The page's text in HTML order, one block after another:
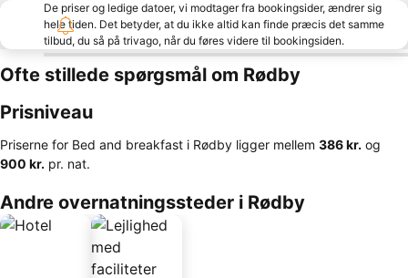
De priser og ledige datoer, vi modtager fra bookingsider, ændrer sig
hele tiden. Det betyder, at du ikke altid kan finde præcis det samme
tilbud, du så på trivago, når du føres videre til bookingsiden.
Ofte stillede spørgsmål om Rødby
Prisniveau
Priserne for Bed and breakfast i Rødby ligger mellem ‎386 kr. og
‎900 kr. pr. nat.
Andre overnatningssteder i Rødby